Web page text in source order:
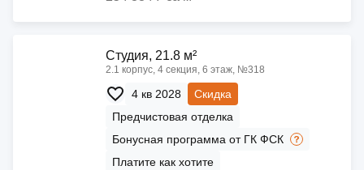
Cтудия, 21.8 м²
2.1 корпус, 4 секция, 6 этаж, №318
4 кв 2028
Скидка
Предчистовая отделка
Бонусная программа от ГК ФСК
Платите как хотите